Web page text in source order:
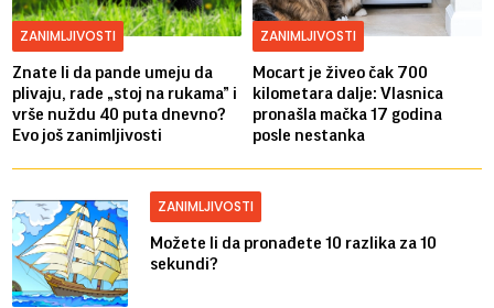
ZANIMLJIVOSTI
Znate li da pande umeju da
plivaju, rade „stoj na rukama” i
vrše nuždu 40 puta dnevno?
Evo još zanimljivosti
ZANIMLJIVOSTI
Mocart je živeo čak 700
kilometara dalje: Vlasnica
pronašla mačka 17 godina
posle nestanka
ZANIMLJIVOSTI
Možete li da pronađete 10 razlika za 10
sekundi?